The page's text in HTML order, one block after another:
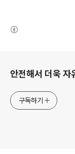
안전해서 더욱 자
구독하기